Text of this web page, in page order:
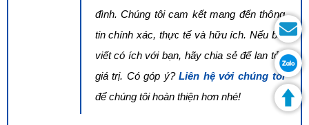
đình. Chúng tôi cam kết mang đến thông
tin chính xác, thực tế và hữu ích. Nếu bài
viết có ích với bạn, hãy chia sẻ để lan tỏa
giá trị. Có góp ý?Liên hệ với chúng tôi
để chúng tôi hoàn thiện hơn nhé!